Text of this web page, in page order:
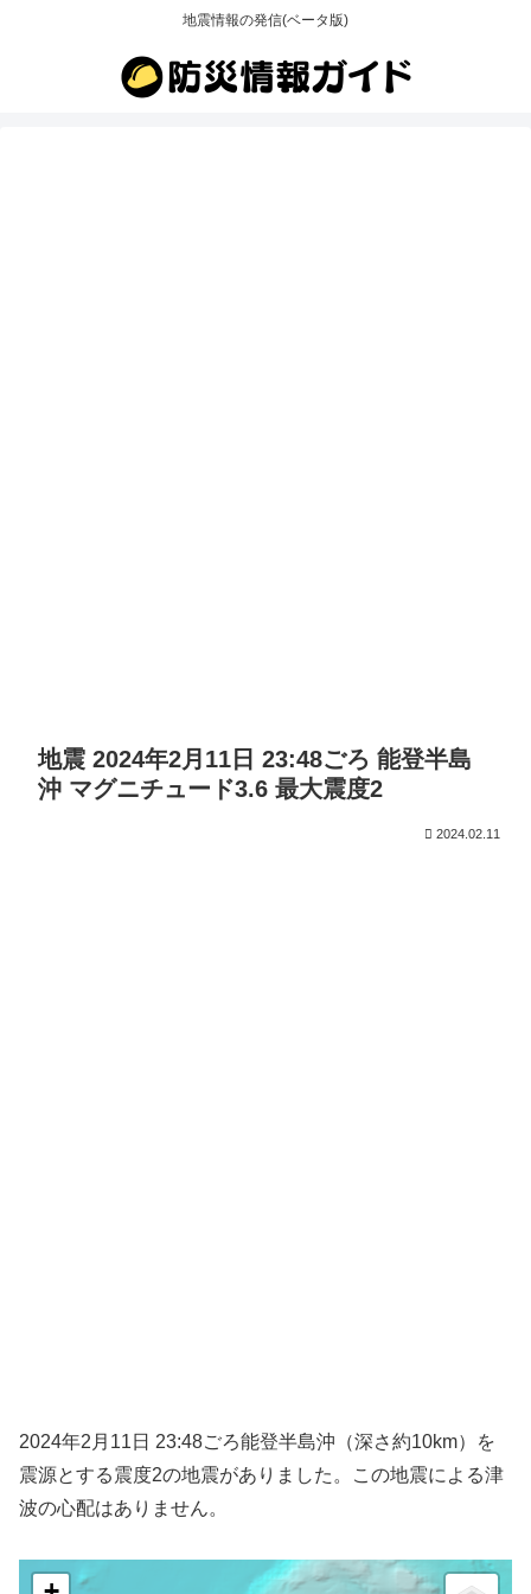
地震情報の発信(ベータ版)
地震 2024年2月11日 23:48ごろ 能登半島
沖 マグニチュード3.6 最大震度2
2024.02.11
2024年2月11日 23:48ごろ能登半島沖（深さ約10km）を
震源とする震度2の地震がありました。この地震による津
波の心配はありません。